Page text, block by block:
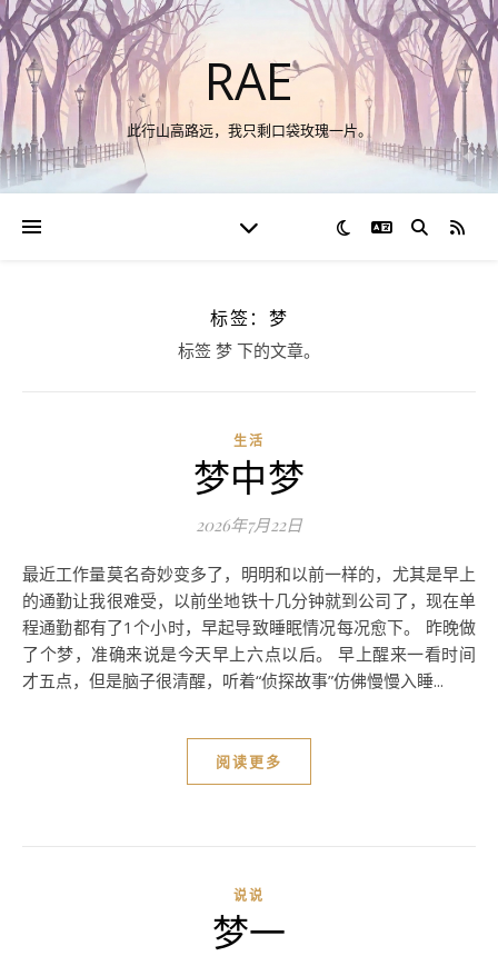
RAE
此行山高路远，我只剩口袋玫瑰一片。
切换语言RSS
标签：梦
标签 梦 下的文章。
生活
梦中梦
2026年7月22日
最近工作量莫名奇妙变多了，明明和以前一样的，尤其是早上
的通勤让我很难受，以前坐地铁十几分钟就到公司了，现在单
程通勤都有了1个小时，早起导致睡眠情况每况愈下。 昨晚做
了个梦，准确来说是今天早上六点以后。 早上醒来一看时间
才五点，但是脑子很清醒，听着“侦探故事”仿佛慢慢入睡...
阅读更多
说说
梦一